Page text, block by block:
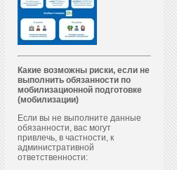
Какие возможны риски, если не
выполнить обязанности по
мобилизационной подготовке
(мобилизации)
Если вы не выполните данные
обязанности, вас могут
привлечь, в частности, к
административной
ответственности: